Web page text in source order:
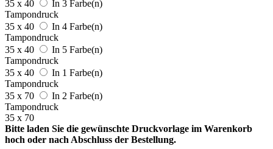
35 x 40
In 3 Farbe(n)
Tampondruck
35 x 40
In 4 Farbe(n)
Tampondruck
35 x 40
In 5 Farbe(n)
Tampondruck
35 x 40
In 1 Farbe(n)
Tampondruck
35 x 70
In 2 Farbe(n)
Tampondruck
35 x 70
Bitte laden Sie die gewünschte Druckvorlage im Warenkorb
hoch oder nach Abschluss der Bestellung.